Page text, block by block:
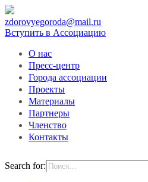
zdorovyegoroda@mail.ru
Вступить в Ассоциацию
О нас
Пресс-центр
Города ассоциации
Проекты
Материалы
Партнеры
Членство
Контакты
Search for: